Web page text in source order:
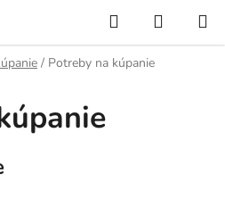
Hľadať
KOŠÍK
/ Potreby na kúpanie